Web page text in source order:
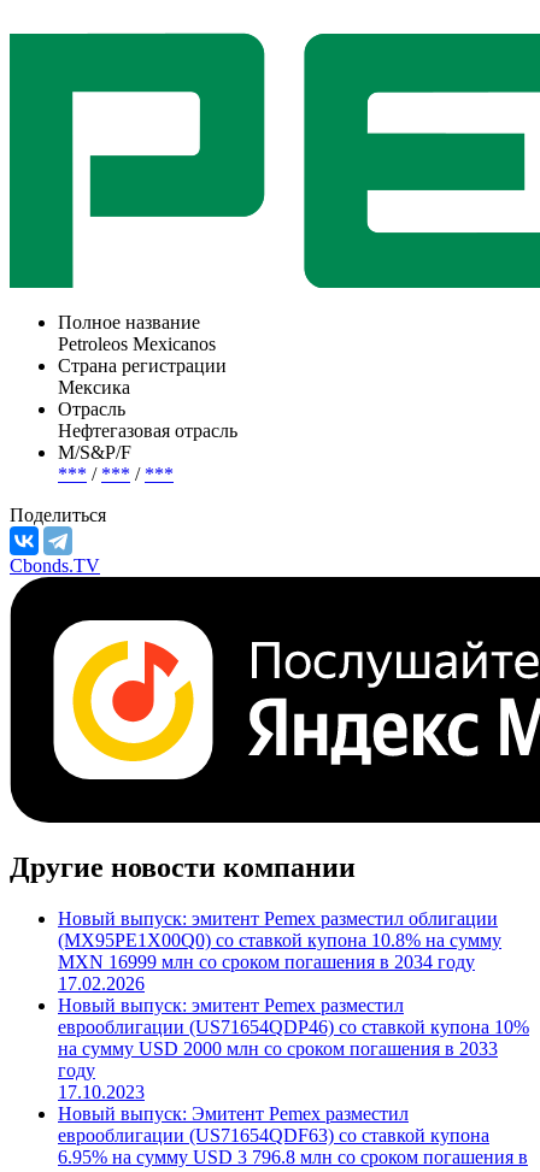
Полное название
Petroleos Mexicanos
Страна регистрации
Мексика
Нефтегазовая отрасль
М/S&P/F
***/
Поделиться
Cbonds.TV
Другие новости компании
Новый выпуск: эмитент Pemex разместил облигации
(MX95PE1X00Q0) со ставкой купона 10.8% на сумму
MXN 16999 млн со сроком погашения в 2034 году
17.02.2026
Новый выпуск: эмитент Pemex разместил
еврооблигации (US71654QDP46) со ставкой купона 10%
на сумму USD 2000 млн со сроком погашения в 2033
году